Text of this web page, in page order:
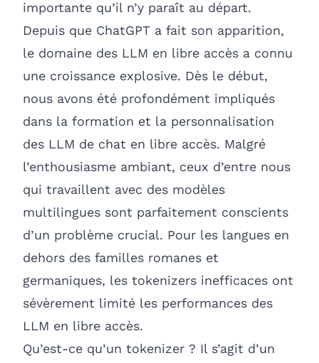
importante qu’il n’y paraît au départ.
Depuis que ChatGPT a fait son apparition,
le domaine des LLM en libre accès a connu
une croissance explosive. Dès le début,
nous avons été profondément impliqués
dans la formation et la personnalisation
des LLM de chat en libre accès. Malgré
l’enthousiasme ambiant, ceux d’entre nous
qui travaillent avec des modèles
multilingues sont parfaitement conscients
d’un problème crucial. Pour les langues en
dehors des familles romanes et
germaniques, les tokenizers inefficaces ont
sévèrement limité les performances des
LLM en libre accès.
Qu’est-ce qu’un tokenizer ? Il s’agit d’un